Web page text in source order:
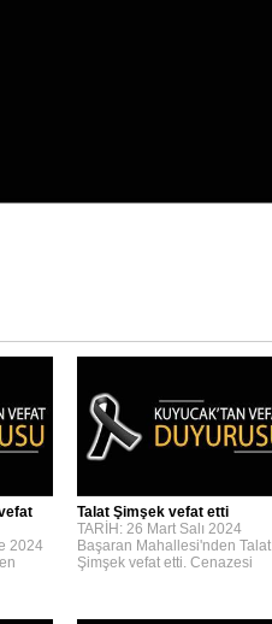
2024
Talat Şimşek vefat etti
TARİH: 26 Mart Salı 2024
Başaran Mahallesi'nden Talat
Şimşek vefat etti. Cenazesi